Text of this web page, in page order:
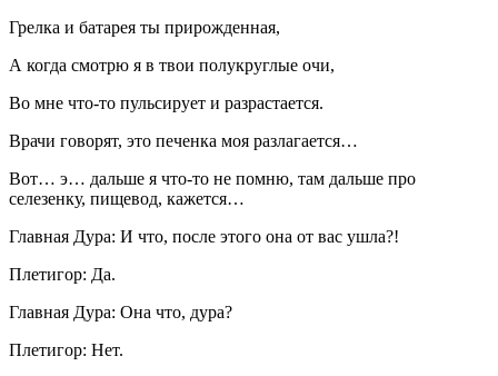
Грелка и батарея ты прирожденная,
А когда смотрю я в твои полукруглые очи,
Во мне что-то пульсирует и разрастается.
Врачи говорят, это печенка моя разлагается…
Вот… э… дальше я что-то не помню, там дальше про
селезенку, пищевод, кажется…
Главная Дура: И что, после этого она от вас ушла?!
Плетигор: Да.
Главная Дура: Она что, дура?
Плетигор: Нет.